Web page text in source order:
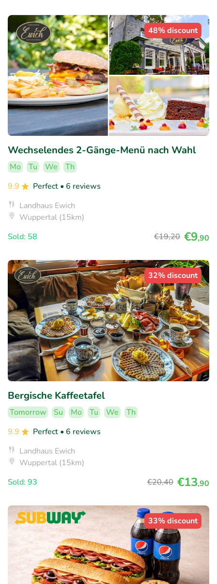
48% discount
Wechselendes 2-Gänge-Menü nach Wahl
Mo Tu We
Th
9.9
Perfect • 6 reviews
Landhaus Ewich
Wuppertal (15km)
Sold: 58
€19,20 €9,90
32% discount
Bergische Kaffeetafel
Tomorrow Su Mo Tu We
Th
9.9
Perfect • 6 reviews
Landhaus Ewich
Wuppertal (15km)
Sold: 93
€20,40 €13,90
33% discount